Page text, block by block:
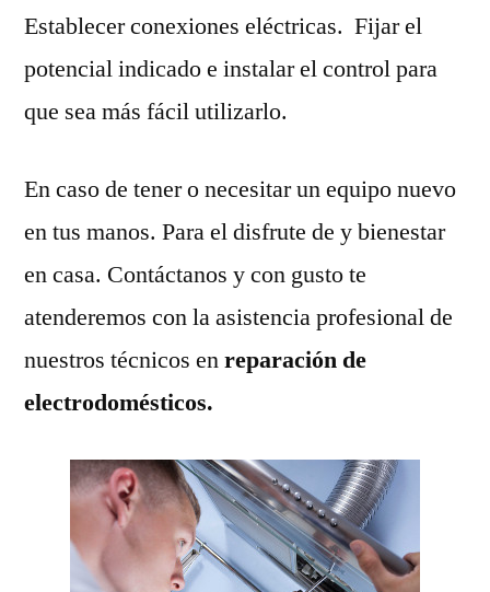
Establecer conexiones eléctricas. Fijar el
potencial indicado e instalar el control para
que sea más fácil utilizarlo.
En caso de tener o necesitar un equipo nuevo
en tus manos. Para el disfrute de y bienestar
en casa. Contáctanos y con gusto te
atenderemos con la asistencia profesional de
nuestros técnicos enreparación de
electrodomésticos.